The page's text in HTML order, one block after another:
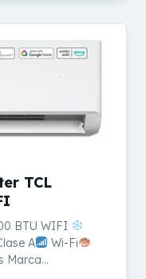
TCL
BTU WIFI
A
Wi-Fi
Marca…